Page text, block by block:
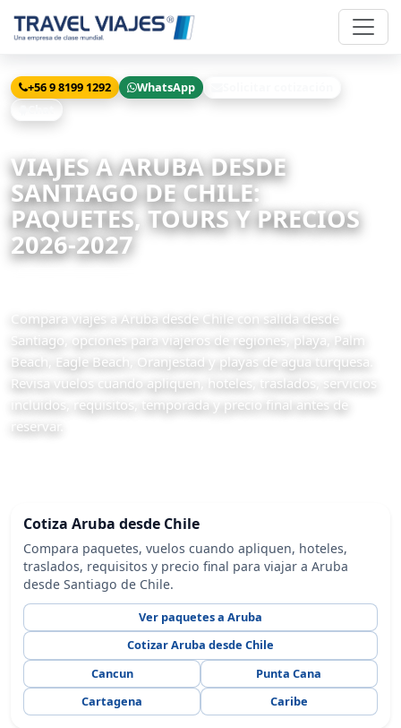
+56 9 8199 1292 WhatsApp
VIAJES A ARUBA DESDE
SANTIAGO DE CHILE:
PAQUETES, TOURS Y PRECIOS
2026-2027
Compara viajes a Aruba desde Chile con salida desde
Santiago, opciones para viajeros de regiones, playa, Palm
Beach, Eagle Beach, Oranjestad y playas de agua turquesa.
Revisa vuelos cuando apliquen, hoteles, traslados, servicios
incluidos, requisitos, temporada y precio final antes de
reservar.
Cotiza Aruba desde Chile
Compara paquetes, vuelos cuando apliquen, hoteles,
traslados, requisitos y precio final para viajar a Aruba
desde Santiago de Chile.
Ver paquetes a Aruba
Cotizar Aruba desde Chile
Cancun
Punta Cana
Cartagena
Caribe